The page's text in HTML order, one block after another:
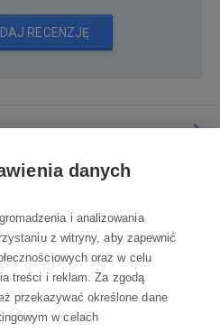
RECENZJĘ
danych
i analizowania
z witryny, aby zapewnić
oraz w celu
treści i reklam. Za zgodą
przekazywać określone dane
w celach